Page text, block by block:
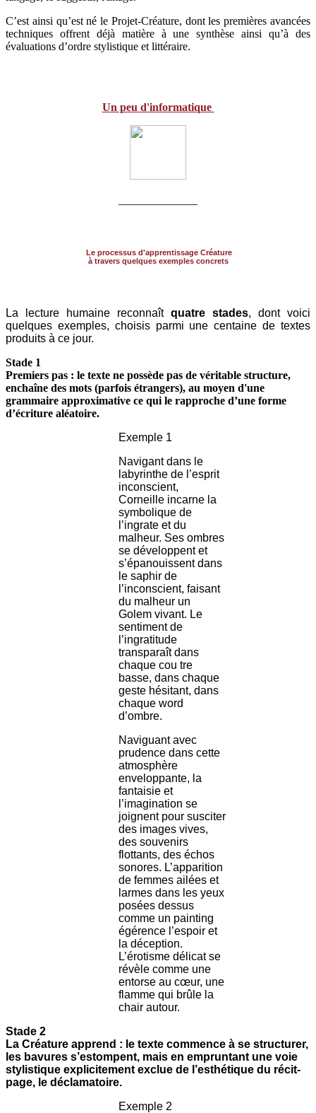
C’est ainsi qu’est né le Projet-Créature, dont les premières avancées
techniques offrent déjà matière à une synthèse ainsi qu’à des
évaluations d’ordre stylistique et littéraire.
Un peu d'informatique
Le processus d'apprentissage Créature
à travers quelques exemples concrets
La lecture humaine reconnaît quatre stades, dont voici
quelques exemples, choisis parmi une centaine de textes
produits à ce jour.
Stade 1
Premiers pas : le texte ne possède pas de véritable structure,
enchaîne des mots (parfois étrangers), au moyen d'une
grammaire approximative ce qui le rapproche d’une forme
d’écriture aléatoire.
Exemple 1
Navigant dans le
labyrinthe de l’esprit
inconscient,
Corneille incarne la
symbolique de
l’ingrate et du
malheur. Ses ombres
se développent et
s’épanouissent dans
le saphir de
l’inconscient, faisant
du malheur un
Golem vivant. Le
sentiment de
l’ingratitude
transparaît dans
chaque cou tre
basse, dans chaque
geste hésitant, dans
chaque word
d’ombre.
Naviguant avec
prudence dans cette
atmosphère
enveloppante, la
fantaisie et
l’imagination se
joignent pour susciter
des images vives,
des souvenirs
flottants, des échos
sonores. L’apparition
de femmes ailées et
larmes dans les yeux
posées dessus
comme un painting
égérence l’espoir et
la déception.
L’érotisme délicat se
révèle comme une
entorse au cœur, une
flamme qui brûle la
chair autour.
Stade 2
La Créature apprend : le texte commence à se structurer,
les bavures s’estompent, mais en empruntant une voie
stylistique explicitement exclue de l’esthétique du récit-
page, le déclamatoire.
Exemple 2